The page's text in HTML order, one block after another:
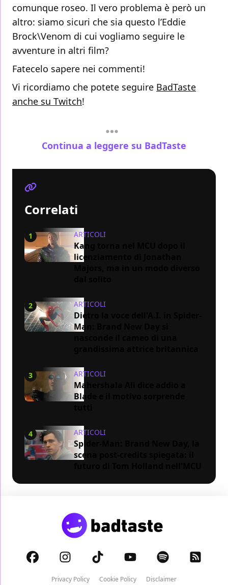
comunque roseo. Il vero problema è però un
altro: siamo sicuri che sia questo l’Eddie
Brock\Venom di cui vogliamo seguire le
avventure in altri film?
Fatecelo sapere nei commenti!
Vi ricordiamo che potete seguire BadTaste
anche su Twitch!
Continua a leggere su BadTaste
Correlati
1 ARTICOLI
Kang torna nel MCU dopo il
licenziamento di Jonathan
2 ARTICOLI
Dietro la voce dell'A.I. in Spider-
Man: Brand New Day si
3 ARTICOLI
Mahershala Ali dice addio a
Blade e il motivo sorprende
4 ARTICOLI
Spider-Man: Brand New Day, la
scena post-credits spiegata: il
Privacy Policy Cookie Policy Disclaimer